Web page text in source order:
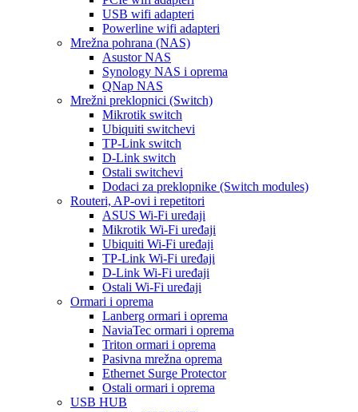
USB wifi adapteri
Powerline wifi adapteri
Mrežna pohrana (NAS)
Asustor NAS
Synology NAS i oprema
QNap NAS
Mrežni preklopnici (Switch)
Mikrotik switch
Ubiquiti switchevi
TP-Link switch
D-Link switch
Ostali switchevi
Dodaci za preklopnike (Switch modules)
Routeri, AP-ovi i repetitori
ASUS Wi-Fi uređaji
Mikrotik Wi-Fi uređaji
Ubiquiti Wi-Fi uređaji
TP-Link Wi-Fi uređaji
D-Link Wi-Fi uređaji
Ostali Wi-Fi uređaji
Ormari i oprema
Lanberg ormari i oprema
NaviaTec ormari i oprema
Triton ormari i oprema
Pasivna mrežna oprema
Ethernet Surge Protector
Ostali ormari i oprema
USB HUB